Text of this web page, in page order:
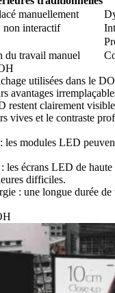
manuellement
non interactif
du travail manuel
utilisées dans le
avantages
restent clairement
vives et le contraste
les modules LED
les écrans LED de
difficiles.
: une longue durée